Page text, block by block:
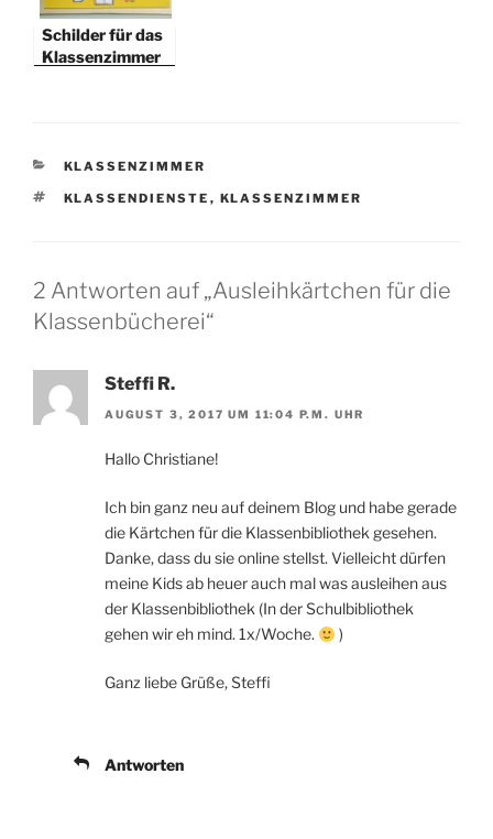
Schilder für das
Klassenzimmer
KATEGORIEN
KLASSENZIMMER
SCHLAGWÖRTER
KLASSENDIENSTE , KLASSENZIMMER
2 Antworten auf „Ausleihkärtchen für die
Klassenbücherei“
Steffi R.
AUGUST 3, 2017 UM 11:04 P.M. UHR
Hallo Christiane!
Ich bin ganz neu auf deinem Blog und habe gerade
die Kärtchen für die Klassenbibliothek gesehen.
Danke, dass du sie online stellst. Vielleicht dürfen
meine Kids ab heuer auch mal was ausleihen aus
der Klassenbibliothek (In der Schulbibliothek
gehen wir eh mind. 1x/Woche.
)
Ganz liebe Grüße, Steffi
Antworten